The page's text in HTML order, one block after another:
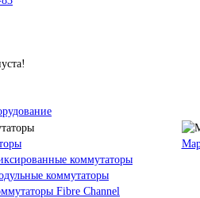
коммутаторы
коммутаторы
Fibre Channel